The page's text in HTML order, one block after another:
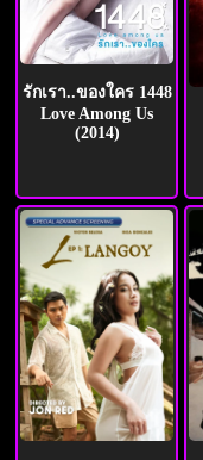
รักเรา..ของใคร 1448
Love Among Us
(2014)